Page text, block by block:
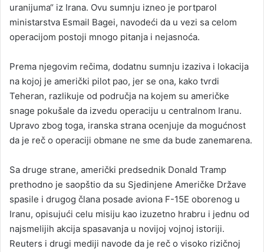
uranijuma“ iz Irana. Ovu sumnju izneo je portparol
ministarstva Esmail Bagei, navodeći da u vezi sa celom
operacijom postoji mnogo pitanja i nejasnoća.
Prema njegovim rečima, dodatnu sumnju izaziva i lokacija
na kojoj je američki pilot pao, jer se ona, kako tvrdi
Teheran, razlikuje od područja na kojem su američke
snage pokušale da izvedu operaciju u centralnom Iranu.
Upravo zbog toga, iranska strana ocenjuje da mogućnost
da je reč o operaciji obmane ne sme da bude zanemarena.
Sa druge strane, američki predsednik Donald Tramp
prethodno je saopštio da su Sjedinjene Američke Države
spasile i drugog člana posade aviona F-15E oborenog u
Iranu, opisujući celu misiju kao izuzetno hrabru i jednu od
najsmelijih akcija spasavanja u novijoj vojnoj istoriji.
Reuters i drugi mediji navode da je reč o visoko rizičnoj